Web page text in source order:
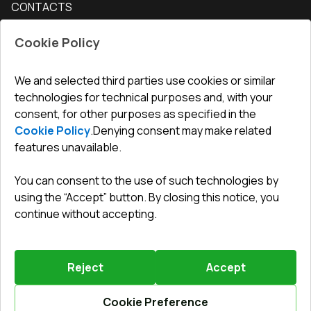
Interior doors
How to measure windows
For companies, cooperation
Conditions for returning goods
Guarantee
CONTACTS
undefined(undefined)
info@toptechnik.com.pl
Polityka prywatności
REGULAMIN
©2026.All right reserved.Powered byVitrager.com.
Report a problem?
Cookie Policy
We and selected third parties use cookies or similar
technologies for technical purposes and, with your
consent, for other purposes as specified in the
Cookie Policy.Denying consent may make related
features unavailable.
You can consent to the use of such technologies by
using the “Accept” button. By closing this notice, you
continue without accepting.
Reject Accept
Cookie Preference